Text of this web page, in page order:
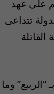
على عهد
تتداعى
“الربيع” وما